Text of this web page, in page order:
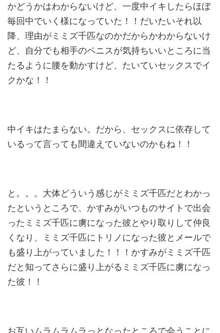
かどうかはわからないけど、一度中イキしたらほぼ
毎回中でいく様になっていた！！だいたいそれ以
降、理由がミミズ千匹なのかだからかわからないけ
ど、自分でも相手のペニスが気持ちいいところに当
たるように腰を動かすけど、たいていセックスでイ
クかな！！
中イキはたまらない。だから、セックスに依存して
いるって言っても間違えていないのかもね！！
と。。。大体どういう感じがミミズ千匹だとわかっ
たというところで、かすみがいつものサイトで出会
ったミミズ千匹に虜になった彼とやり取りして仲良
くなり、ミミズ千匹にトリノになった彼とメールで
も盛り上がっていました！！！かすみがミミズ千匹
だと知ってさらに盛り上がるミミズ千匹に虜になっ
た彼！！
お互いムラムラムラっとなったところで会うことに